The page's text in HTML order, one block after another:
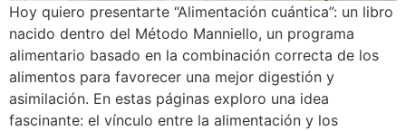
Hoy quiero presentarte “Alimentación cuántica”: un libro
nacido dentro del Método Manniello, un programa
alimentario basado en la combinación correcta de los
alimentos para favorecer una mejor digestión y
asimilación. En estas páginas exploro una idea
fascinante: el vínculo entre la alimentación y los